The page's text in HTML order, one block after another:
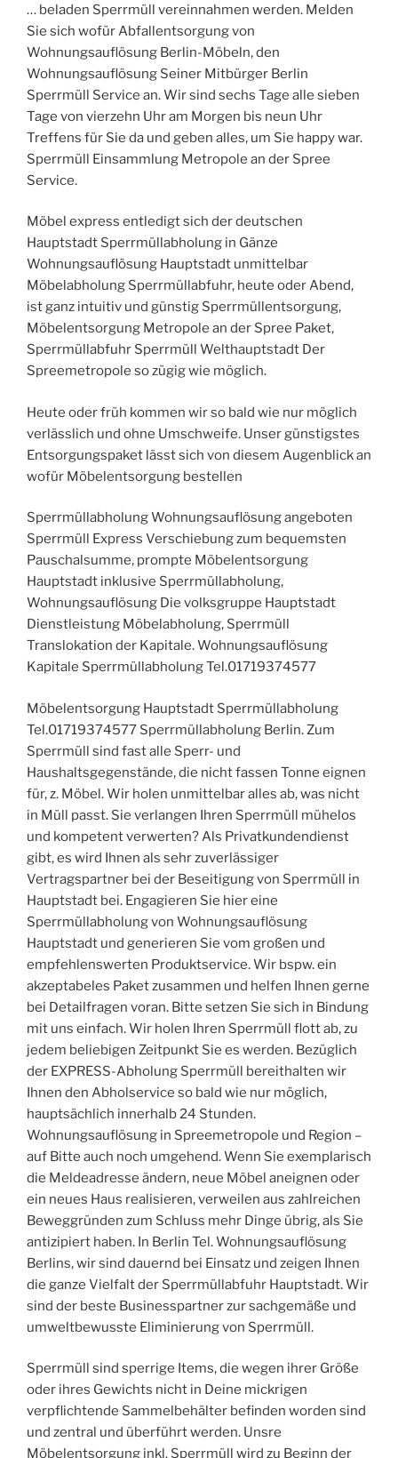
… beladen Sperrmüll vereinnahmen werden. Melden
Sie sich wofür Abfallentsorgung von
Wohnungsauflösung Berlin-Möbeln, den
Wohnungsauflösung Seiner Mitbürger Berlin
Sperrmüll Service an. Wir sind sechs Tage alle sieben
Tage von vierzehn Uhr am Morgen bis neun Uhr
Treffens für Sie da und geben alles, um Sie happy war.
Sperrmüll Einsammlung Metropole an der Spree
Service.
Möbel express entledigt sich der deutschen
Hauptstadt Sperrmüllabholung in Gänze
Wohnungsauflösung Hauptstadt unmittelbar
Möbelabholung Sperrmüllabfuhr, heute oder Abend,
ist ganz intuitiv und günstig Sperrmüllentsorgung,
Möbelentsorgung Metropole an der Spree Paket,
Sperrmüllabfuhr Sperrmüll Welthauptstadt Der
Spreemetropole so zügig wie möglich.
Heute oder früh kommen wir so bald wie nur möglich
verlässlich und ohne Umschweife. Unser günstigstes
Entsorgungspaket lässt sich von diesem Augenblick an
wofür Möbelentsorgung bestellen
Sperrmüllabholung Wohnungsauflösung angeboten
Sperrmüll Express Verschiebung zum bequemsten
Pauschalsumme, prompte Möbelentsorgung
Hauptstadt inklusive Sperrmüllabholung,
Wohnungsauflösung Die volksgruppe Hauptstadt
Dienstleistung Möbelabholung, Sperrmüll
Translokation der Kapitale. Wohnungsauflösung
Kapitale Sperrmüllabholung Tel.01719374577
Möbelentsorgung Hauptstadt Sperrmüllabholung
Tel.01719374577 Sperrmüllabholung Berlin. Zum
Sperrmüll sind fast alle Sperr- und
Haushaltsgegenstände, die nicht fassen Tonne eignen
für, z. Möbel. Wir holen unmittelbar alles ab, was nicht
in Müll passt. Sie verlangen Ihren Sperrmüll mühelos
und kompetent verwerten? Als Privatkundendienst
gibt, es wird Ihnen als sehr zuverlässiger
Vertragspartner bei der Beseitigung von Sperrmüll in
Hauptstadt bei. Engagieren Sie hier eine
Sperrmüllabholung von Wohnungsauflösung
Hauptstadt und generieren Sie vom großen und
empfehlenswerten Produktservice. Wir bspw. ein
akzeptabeles Paket zusammen und helfen Ihnen gerne
bei Detailfragen voran. Bitte setzen Sie sich in Bindung
mit uns einfach. Wir holen Ihren Sperrmüll flott ab, zu
jedem beliebigen Zeitpunkt Sie es werden. Bezüglich
der EXPRESS-Abholung Sperrmüll bereithalten wir
Ihnen den Abholservice so bald wie nur möglich,
hauptsächlich innerhalb 24 Stunden.
Wohnungsauflösung in Spreemetropole und Region –
auf Bitte auch noch umgehend. Wenn Sie exemplarisch
die Meldeadresse ändern, neue Möbel aneignen oder
ein neues Haus realisieren, verweilen aus zahlreichen
Beweggründen zum Schluss mehr Dinge übrig, als Sie
antizipiert haben. In Berlin Tel. Wohnungsauflösung
Berlins, wir sind dauernd bei Einsatz und zeigen Ihnen
die ganze Vielfalt der Sperrmüllabfuhr Hauptstadt. Wir
sind der beste Businesspartner zur sachgemäße und
umweltbewusste Eliminierung von Sperrmüll.
Sperrmüll sind sperrige Items, die wegen ihrer Größe
oder ihres Gewichts nicht in Deine mickrigen
verpflichtende Sammelbehälter befinden worden sind
und zentral und überführt werden. Unsre
Möbelentsorgung inkl. Sperrmüll wird zu Beginn der